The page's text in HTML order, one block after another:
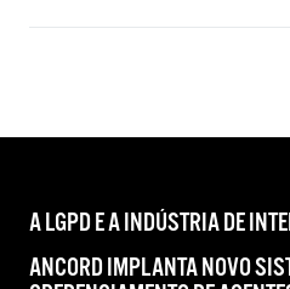
A LGPD E A INDÚSTRIA DE
ANCORD IMPLANTA NOVO